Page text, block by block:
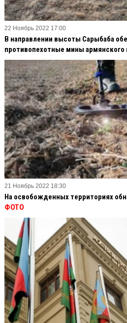
22 Ноябрь 2022 17:00
В направлении высоты Сарыбаба
противопехотные мины армянского
21 Ноябрь 2022 18:30
На освобожденных территориях
ФОТО